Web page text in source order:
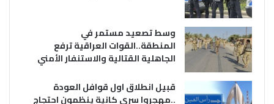
وسط تصعيد مستمر في
المنطقة..القوات العراقية ترفع
الجاهلية القتالية والاستنفار الأمني
قبيل انطلاق اول قوافل العودة
..مهجروا سري كانية ينظمون احتجاج